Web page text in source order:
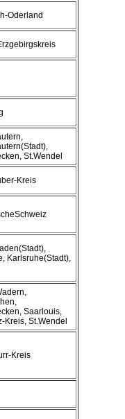
Oderland
St.Wendel
Kreis
Karlsruhe(Stadt),
Saarlouis,
Kreis, St.Wendel
Kreis